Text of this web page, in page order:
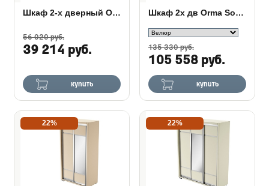
Шкаф 2-х дверный Odda
56 020 руб.
39 214 руб.
купить
Шкаф 2х дв Orma Soft 2 (без зеркал)
135 330 руб.
105 558 руб.
купить
22% 22%